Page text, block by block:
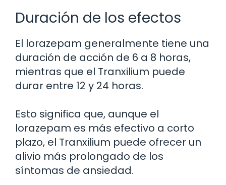
Duración de los efectos
El lorazepam generalmente tiene una
duración de acción de 6 a 8 horas,
mientras que el Tranxilium puede
durar entre 12 y 24 horas.
Esto significa que, aunque el
lorazepam es más efectivo a corto
plazo, el Tranxilium puede ofrecer un
alivio más prolongado de los
síntomas de ansiedad.